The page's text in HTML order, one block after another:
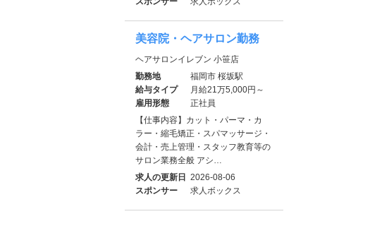
美容院・ヘアサロン勤務
ヘアサロンイレブン 小笹店
勤務地
福岡市 桜坂駅
給与タイプ
月給21万5,000円～
雇用形態
正社員
【仕事内容】カット・パーマ・カ
ラー・縮毛矯正・スパマッサージ・
会計・売上管理・スタッフ教育等の
サロン業務全般 アシ…
求人の更新日 2026-08-06
スポンサー
求人ボックス